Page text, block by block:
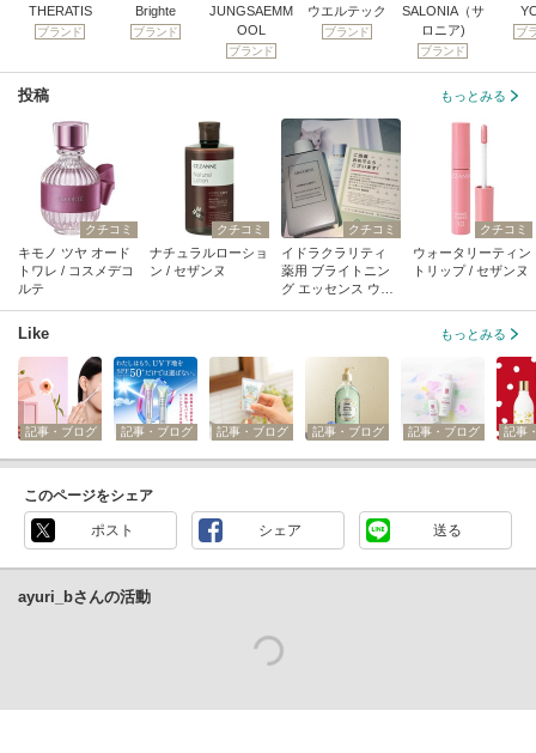
THERATIS
ブランド
Brighte
ブランド
JUNGSAEMM
OOL
ブランド
ウエルテック
ブランド
SALONIA（サ
ロニア)
ブランド
ブ
投稿 もっとみる
クチコミ
キモノ ツヤ オード
トワレ / コスメデコ
ルテ
クチコミ
ナチュラルローショ
ン / セザンヌ
クチコミ
イドラクラリティ
薬用 ブライトニン
グ エッセンス ウォ
クチコミ
ウォータリーティン
トリップ / セザンヌ
Like もっとみる
記事・ブログ 記事・ブログ 記事・ブログ 記事・ブログ 記事・ブログ 記事
このページをシェア
ポスト シェア 送る
ayuri_bさんの活動